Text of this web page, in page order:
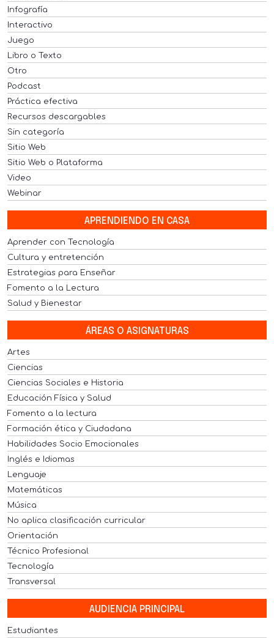
Infografía
Interactivo
Juego
Libro o Texto
Otro
Podcast
Práctica efectiva
Recursos descargables
Sin categoría
Sitio Web
Sitio Web o Plataforma
Video
Webinar
APRENDIENDO EN CASA
Aprender con Tecnología
Cultura y entretención
Estrategias para Enseñar
Fomento a la Lectura
Salud y Bienestar
ÁREAS O ASIGNATURAS
Artes
Ciencias
Ciencias Sociales e Historia
Educación Física y Salud
Fomento a la lectura
Formación ética y Ciudadana
Habilidades Socio Emocionales
Inglés e Idiomas
Lenguaje
Matemáticas
Música
No aplica clasificación curricular
Orientación
Técnico Profesional
Tecnología
Transversal
AUDIENCIA PRINCIPAL
Estudiantes